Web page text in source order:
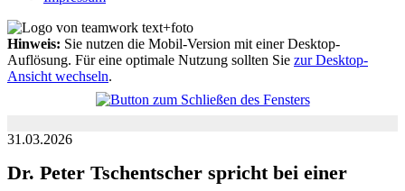
Hinweis: Sie nutzen die Mobil-Version mit einer Desktop-
Auflösung. Für eine optimale Nutzung sollten Sie zur Desktop-
Ansicht wechseln.
31.03.2026
Dr. Peter Tschentscher spricht bei einer